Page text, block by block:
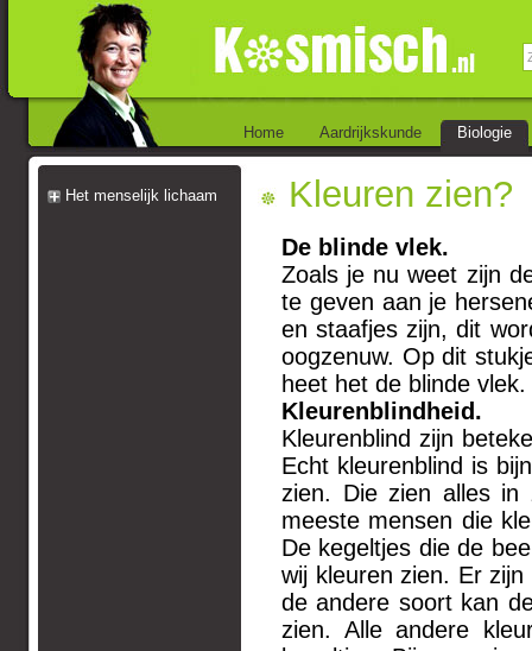
Home Aardrijkskunde Biologie
Het menselijk lichaam Kleuren zien?
De blinde vlek.
Zoals je nu weet zijn
te geven aan je
en staafjes zijn, dit
oogzenuw. Op dit
heet het de blinde vlek.
Kleurenblindheid.
Kleurenblind zijn
Echt kleurenblind is
zien. Die zien alles in
meeste mensen die
De kegeltjes die de
wij kleuren zien. Er
de andere soort kan
zien. Alle andere